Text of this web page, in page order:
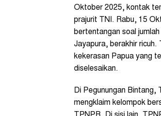
Oktober 2025, kontak
prajurit TNI. Rabu, 15
bertentangan soal
Jayapura, berakhir ricuh.
kekerasan Papua yang
diselesaikan.
Di Pegunungan
mengklaim kelompok